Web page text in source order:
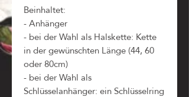
Beinhaltet:
- Anhänger
- bei der Wahl als Halskette: Kette
in der gewünschten Länge (44, 60
oder 80cm)
- bei der Wahl als
Schlüsselanhänger: ein Schlüsselring